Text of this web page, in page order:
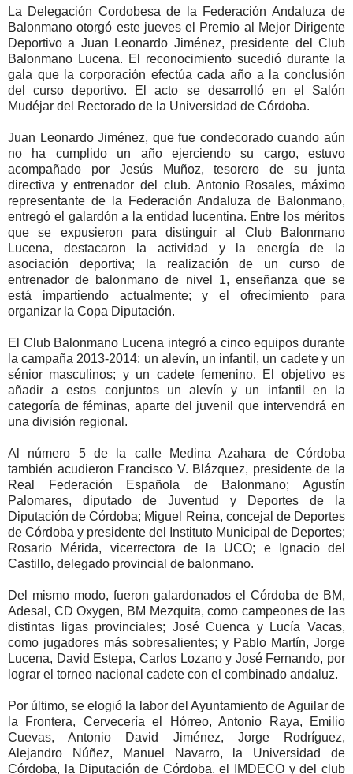
La Delegación Cordobesa de la Federación Andaluza de
Balonmano otorgó este jueves el Premio al Mejor Dirigente
Deportivo a Juan Leonardo Jiménez, presidente del Club
Balonmano Lucena. El reconocimiento sucedió durante la
gala que la corporación efectúa cada año a la conclusión
del curso deportivo. El acto se desarrolló en el Salón
Mudéjar del Rectorado de la Universidad de Córdoba.
Juan Leonardo Jiménez, que fue condecorado cuando aún
no ha cumplido un año ejerciendo su cargo, estuvo
acompañado por Jesús Muñoz, tesorero de su junta
directiva y entrenador del club. Antonio Rosales, máximo
representante de la Federación Andaluza de Balonmano,
entregó el galardón a la entidad lucentina. Entre los méritos
que se expusieron para distinguir al Club Balonmano
Lucena, destacaron la actividad y la energía de la
asociación deportiva; la realización de un curso de
entrenador de balonmano de nivel 1, enseñanza que se
está impartiendo actualmente; y el ofrecimiento para
organizar la Copa Diputación.
El Club Balonmano Lucena integró a cinco equipos durante
la campaña 2013-2014: un alevín, un infantil, un cadete y un
sénior masculinos; y un cadete femenino. El objetivo es
añadir a estos conjuntos un alevín y un infantil en la
categoría de féminas, aparte del juvenil que intervendrá en
una división regional.
Al número 5 de la calle Medina Azahara de Córdoba
también acudieron Francisco V. Blázquez, presidente de la
Real Federación Española de Balonmano; Agustín
Palomares, diputado de Juventud y Deportes de la
Diputación de Córdoba; Miguel Reina, concejal de Deportes
de Córdoba y presidente del Instituto Municipal de Deportes;
Rosario Mérida, vicerrectora de la UCO; e Ignacio del
Castillo, delegado provincial de balonmano.
Del mismo modo, fueron galardonados el Córdoba de BM,
Adesal, CD Oxygen, BM Mezquita, como campeones de las
distintas ligas provinciales; José Cuenca y Lucía Vacas,
como jugadores más sobresalientes; y Pablo Martín, Jorge
Lucena, David Estepa, Carlos Lozano y José Fernando, por
lograr el torneo nacional cadete con el combinado andaluz.
Por último, se elogió la labor del Ayuntamiento de Aguilar de
la Frontera, Cervecería el Hórreo, Antonio Raya, Emilio
Cuevas, Antonio David Jiménez, Jorge Rodríguez,
Alejandro Núñez, Manuel Navarro, la Universidad de
Córdoba, la Diputación de Córdoba, el IMDECO y del club